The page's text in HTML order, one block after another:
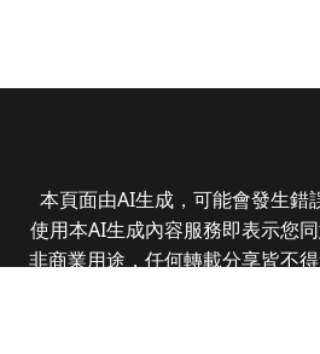
本頁面由AI生成，可能會發生錯
使用本AI生成內容服務即表示您
非商業用途，任何轉載分享皆不